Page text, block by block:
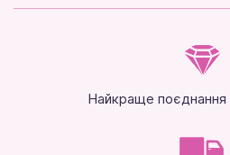
Найкраще поєднання